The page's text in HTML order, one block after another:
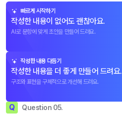
빠르게 시작하기
작성한 내용이 없어도 괜찮아요.
AI로 문항에 맞게 초안을 만들어 드려요.
작성한 내용 다듬기
작성한 내용을 더 좋게 만들어 드려요.
구조와 표현을 구체적으로 개선해 드려요.
Q Question 05.